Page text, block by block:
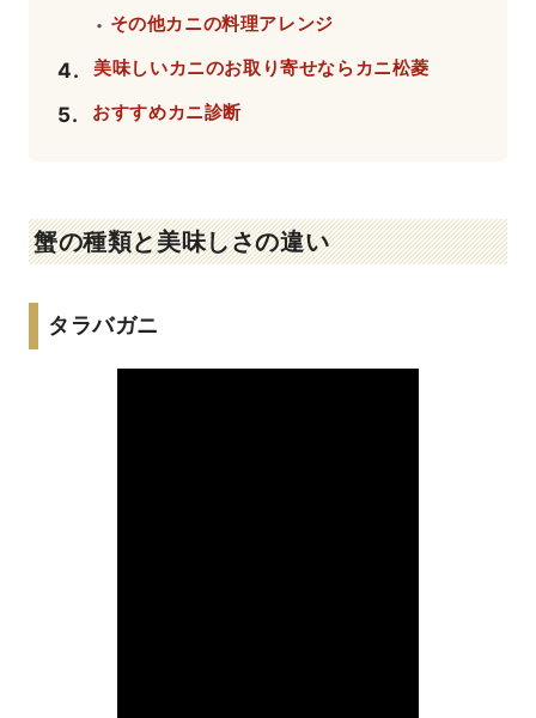
・ その他カニの料理アレンジ
4. 美味しいカニのお取り寄せならカニ松菱
5. おすすめカニ診断
蟹の種類と美味しさの違い
タラバガニ